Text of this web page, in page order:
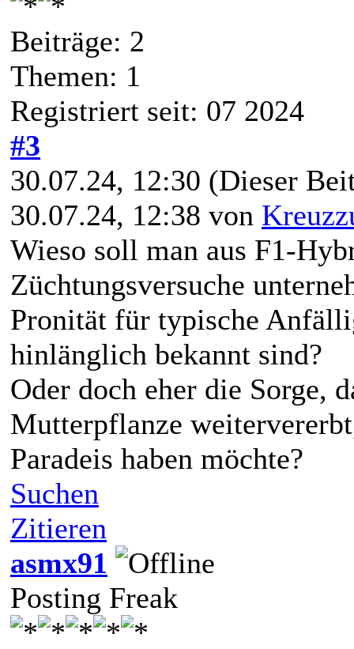
Beiträge: 2
Themen: 1
Registriert seit: 07 2024
#3
30.07.24, 12:30 (Dieser
30.07.24, 12:38 von
Wieso soll man aus F1-
Züchtungsversuche
Pronität für typische
hinlänglich bekannt sind?
Oder doch eher die Sorge,
Mutterpflanze
Paradeis haben möchte?
Suchen
Zitieren
asmx91
Posting Freak